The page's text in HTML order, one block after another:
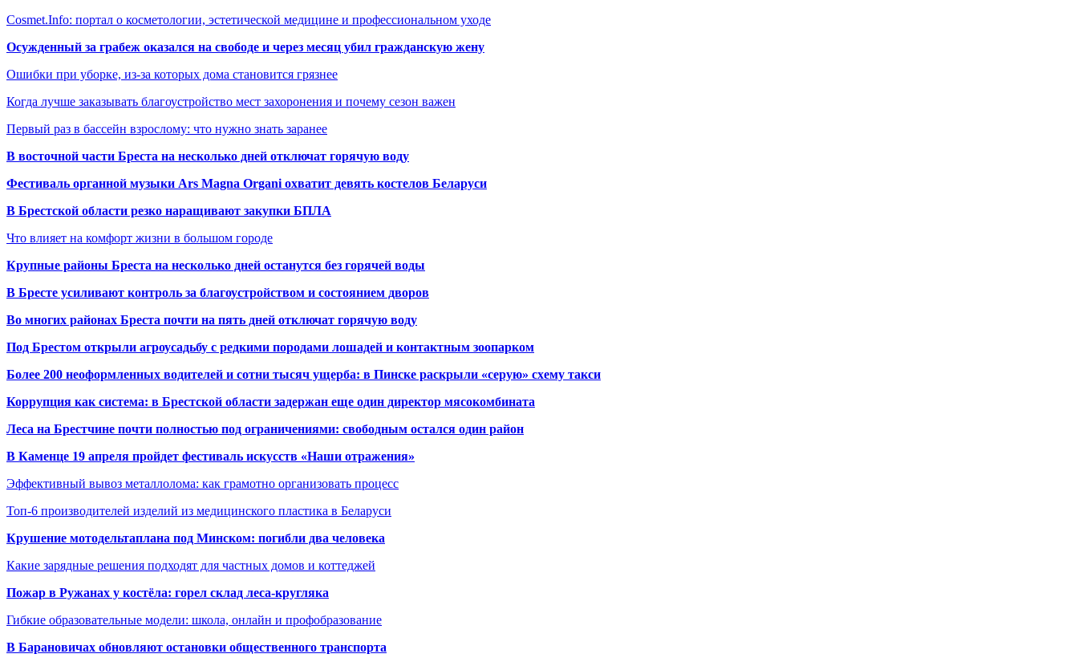
Cosmet.Info: портал о косметологии, эстетической медицине и профессиональном уходе
Осужденный за грабеж оказался на свободе и через месяц убил гражданскую жену
Ошибки при уборке, из-за которых дома становится грязнее
Когда лучше заказывать благоустройство мест захоронения и почему сезон важен
Первый раз в бассейн взрослому: что нужно знать заранее
В восточной части Бреста на несколько дней отключат горячую воду
Фестиваль органной музыки Ars Magna Organi охватит девять костелов Беларуси
В Брестской области резко наращивают закупки БПЛА
Что влияет на комфорт жизни в большом городе
Крупные районы Бреста на несколько дней останутся без горячей воды
В Бресте усиливают контроль за благоустройством и состоянием дворов
Во многих районах Бреста почти на пять дней отключат горячую воду
Под Брестом открыли агроусадьбу с редкими породами лошадей и контактным зоопарком
Более 200 неоформленных водителей и сотни тысяч ущерба: в Пинске раскрыли «серую» схему такси
Коррупция как система: в Брестской области задержан еще один директор мясокомбината
Леса на Брестчине почти полностью под ограничениями: свободным остался один район
В Каменце 19 апреля пройдет фестиваль искусств «Наши отражения»
Эффективный вывоз металлолома: как грамотно организовать процесс
Топ-6 производителей изделий из медицинского пластика в Беларуси
Крушение мотодельтаплана под Минском: погибли два человека
Какие зарядные решения подходят для частных домов и коттеджей
Пожар в Ружанах у костёла: горел склад леса-кругляка
Гибкие образовательные модели: школа, онлайн и профобразование
В Барановичах обновляют остановки общественного транспорта